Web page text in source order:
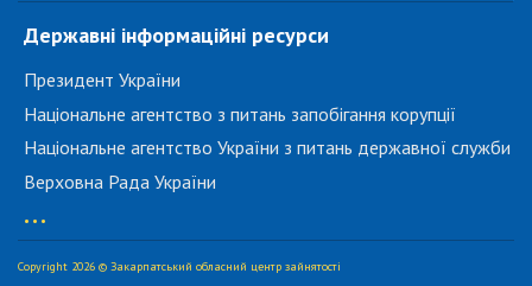
Державні інформаційні ресурси
Президент України
Національне агентство з питань запобігання корупції
Національне агентство України з питань державної служби
Верховна Рада України
...
Copyright 2026 © Закарпатський обласний центр зайнятості